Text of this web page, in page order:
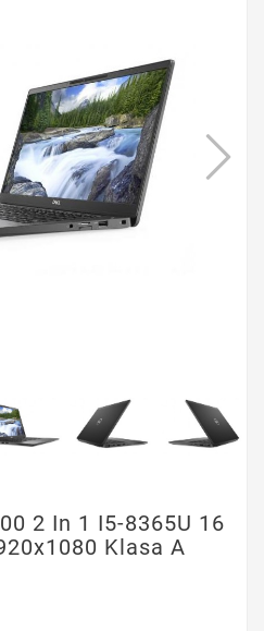
2 In 1 I5-8365U 16
Klasa A